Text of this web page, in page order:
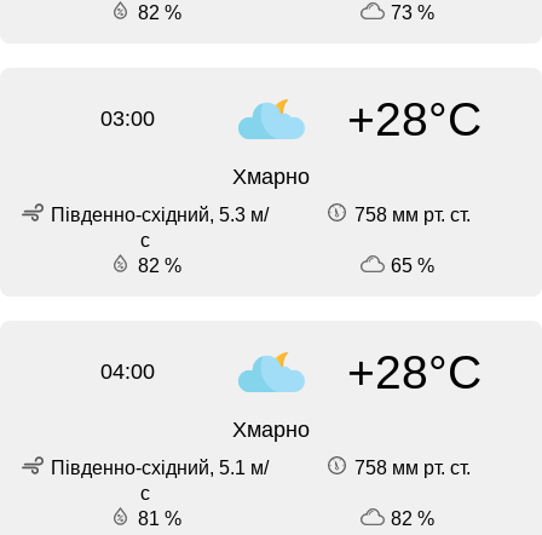
82 % 73 %
03:00 +28°C
Хмарно
Південно-східний, 5.3 м/
с
758 мм рт. ст.
82 % 65 %
04:00 +28°C
Хмарно
Південно-східний, 5.1 м/
с
758 мм рт. ст.
81 % 82 %